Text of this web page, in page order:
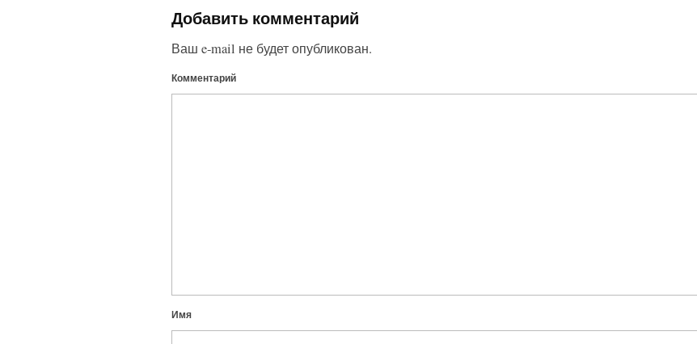
Добавить комментарий
Ваш e-mail не будет опубликован.
Комментарий
Имя